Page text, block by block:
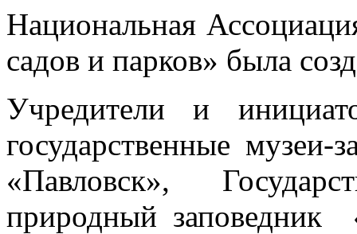
Национальная
садов и парков» была
Учредители и
государственные
«Павловск»,
природный заповедник